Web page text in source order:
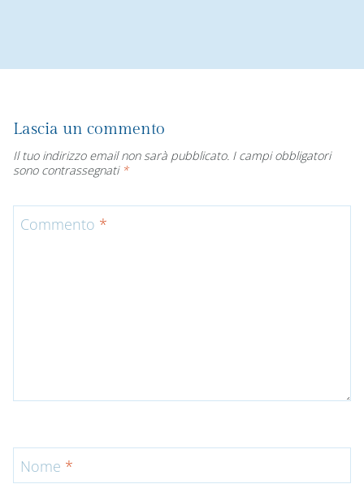
Lascia un commento
Il tuo indirizzo email non sarà pubblicato. I campi obbligatori
sono contrassegnati *
Commento *
Nome *